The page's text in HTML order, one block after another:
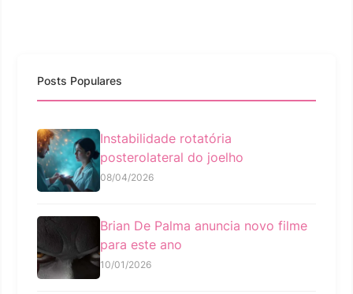
Posts Populares
Instabilidade rotatória
posterolateral do joelho
08/04/2026
Brian De Palma anuncia novo filme
para este ano
10/01/2026